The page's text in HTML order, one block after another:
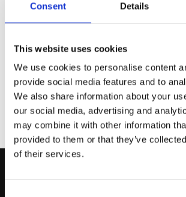
Consent Details
This website uses cookies
We use cookies to personalise content
provide social media features and to
We also share information about your
our social media, advertising and
may combine it with other information
provided to them or that they’ve
of their services.
H15H 75W
Toyota Camry2018-
7 295:-
KÖP